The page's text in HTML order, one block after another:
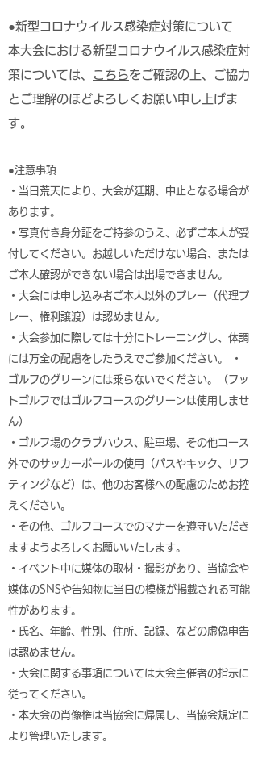
●新型コロナウイルス感染症対策について
本大会における新型コロナウイルス感染症対
策については、
こちらをご確認の上、ご協力
とご理解のほどよろしくお願い申し上げま
す。
●注意事項
・当日荒天により、大会が延期、中止となる場合が
あります。
・写真付き身分証をご持参のうえ、必ずご本人が受
付してください。お越しいただけない場合、または
ご本人確認ができない場合は出場できません。
・大会には申し込み者ご本人以外のプレー（代理プ
レー、権利譲渡）は認めません。
・大会参加に際しては十分にトレーニングし、体調
には万全の配慮をしたうえでご参加ください。 ・
ゴルフのグリーンには乗らないでください。（フッ
トゴルフではゴルフコースのグリーンは使用しませ
ん）
・ゴルフ場のクラブハウス、駐車場、その他コース
外でのサッカーボールの使用（パスやキック、リフ
ティングなど）は、他のお客様への配慮のためお控
えください。
・その他、ゴルフコースでのマナーを遵守いただき
ますようよろしくお願いいたします。
・イベント中に媒体の取材・撮影があり、当協会や
媒体のSNSや告知物に当日の模様が掲載される可能
性があります。
・氏名、年齢、性別、住所、記録、などの虚偽申告
は認めません。
・大会に関する事項については大会主催者の指示に
従ってください。
・本大会の肖像権は当協会に帰属し、当協会規定に
より管理いたします。